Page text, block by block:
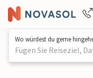
Wo würdest du gerne
Fügen Sie Reiseziel,
1 / 19